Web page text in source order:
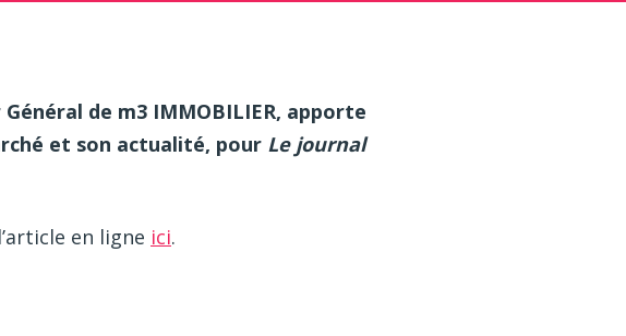
de m3 IMMOBILIER, apporte
et son actualité, pour Le journal
en ligne ici.